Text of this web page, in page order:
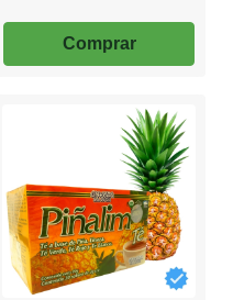
Comprar